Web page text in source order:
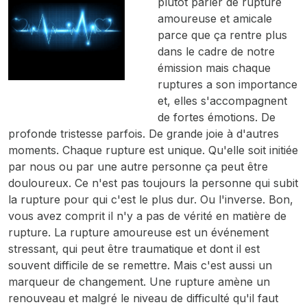
amoureuse et amicale
parce que ça rentre plus
dans le cadre de notre
émission mais chaque
ruptures a son importance
et, elles s'accompagnent
de fortes émotions. De
profonde tristesse parfois. De grande joie à d'autres
moments. Chaque rupture est unique. Qu'elle soit initiée
par nous ou par une autre personne ça peut être
douloureux. Ce n'est pas toujours la personne qui subit
la rupture pour qui c'est le plus dur. Ou l'inverse. Bon,
vous avez comprit il n'y a pas de vérité en matière de
rupture. La rupture amoureuse est un événement
stressant, qui peut être traumatique et dont il est
souvent difficile de se remettre. Mais c'est aussi un
marqueur de changement. Une rupture amène un
renouveau et malgré le niveau de difficulté qu'il faut